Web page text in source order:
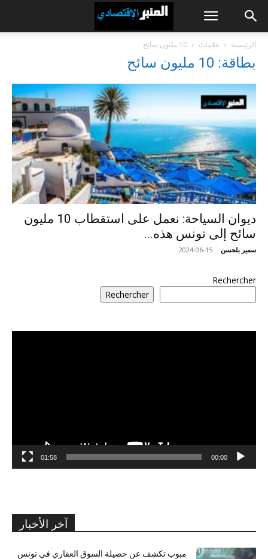
الرئيسية علامات 10 مليون سائح
بطاقة: 10 مليون سائح
ديوان السياحة: نعمل على استقطاب 10 مليون
سائح إلى تونس هذه...
سمير بلحسن -
2024-06-15
Rechercher
Rechercher
00:00
01:58
آخر الأخبار
مبوب تكشف عن حصيلة السوق العقاري في تونس